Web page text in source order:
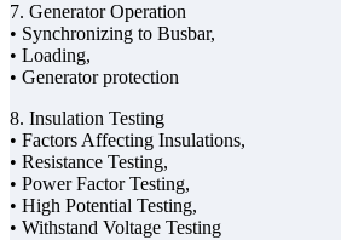
7. Generator Operation
• Synchronizing to Busbar,
• Loading,
• Generator protection
8. Insulation Testing
• Factors Affecting Insulations,
• Resistance Testing,
• Power Factor Testing,
• High Potential Testing,
• Withstand Voltage Testing